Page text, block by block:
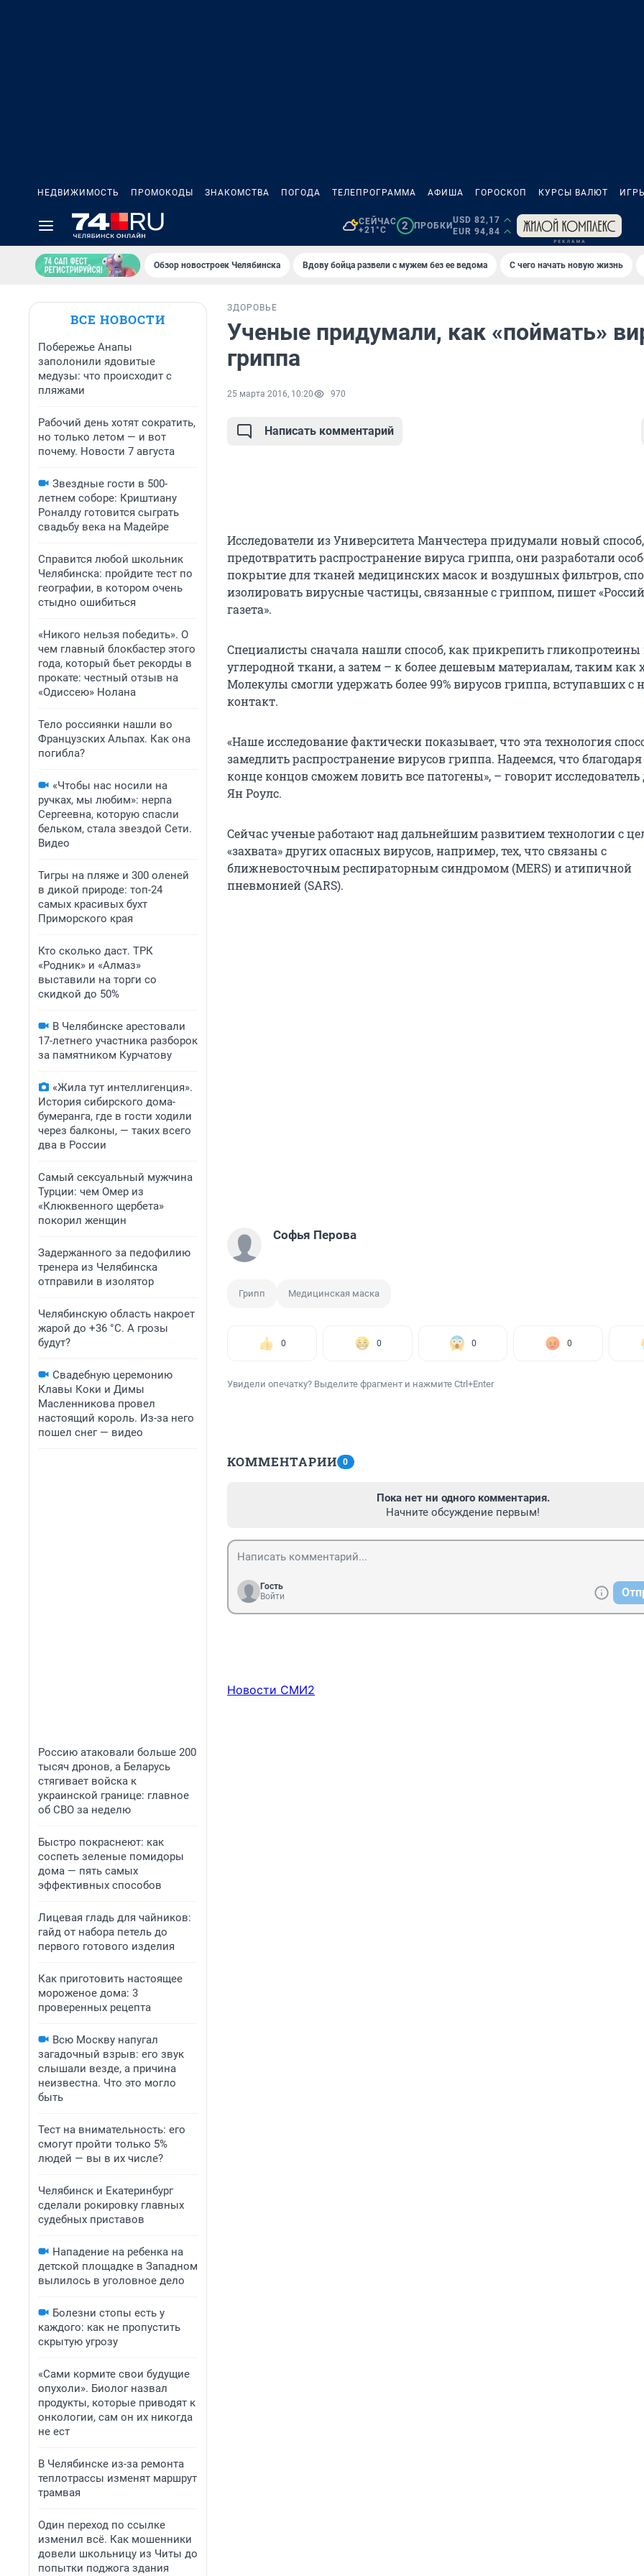
НЕДВИЖИМОСТЬ ПРОМОКОДЫ ЗНАКОМСТВА ПОГОДА ТЕЛЕПРОГРАММА АФИША ГОРОСКОП КУРСЫ ВАЛЮТ ИГРЫ
СЕЙЧАС
+21°C
2 ПРОБКИ
USD 82,17
EUR 94,84
Обзор новостроек Челябинска Вдову бойца развели с мужем без ее ведома С чего начать новую жизнь
ВСЕ НОВОСТИ
Побережье Анапы
заполонили ядовитые
медузы: что происходит с
пляжами
Рабочий день хотят сократить,
но только летом — и вот
почему. Новости 7 августа
Звездные гости в 500-
летнем соборе: Криштиану
Роналду готовится сыграть
свадьбу века на Мадейре
Справится любой школьник
Челябинска: пройдите тест по
географии, в котором очень
стыдно ошибиться
«Никого нельзя победить». О
чем главный блокбастер этого
года, который бьет рекорды в
прокате: честный отзыв на
«Одиссею» Нолана
Тело россиянки нашли во
Французских Альпах. Как она
погибла?
«Чтобы нас носили на
ручках, мы любим»: нерпа
Сергеевна, которую спасли
бельком, стала звездой Сети.
Видео
Тигры на пляже и 300 оленей
в дикой природе: топ-24
самых красивых бухт
Приморского края
Кто сколько даст. ТРК
«Родник» и «Алмаз»
выставили на торги со
скидкой до 50%
В Челябинске арестовали
17-летнего участника разборок
за памятником Курчатову
«Жила тут интеллигенция».
История сибирского дома-
бумеранга, где в гости ходили
через балконы, — таких всего
два в России
Самый сексуальный мужчина
Турции: чем Омер из
«Клюквенного щербета»
покорил женщин
Задержанного за педофилию
тренера из Челябинска
отправили в изолятор
Челябинскую область накроет
жарой до +36 °C. А грозы
будут?
Свадебную церемонию
Клавы Коки и Димы
Масленникова провел
настоящий король. Из-за него
пошел снег — видео
Россию атаковали больше 200
тысяч дронов, а Беларусь
стягивает войска к
украинской границе: главное
об СВО за неделю
Быстро покраснеют: как
соспеть зеленые помидоры
дома — пять самых
эффективных способов
Лицевая гладь для чайников:
гайд от набора петель до
первого готового изделия
Как приготовить настоящее
мороженое дома: 3
проверенных рецепта
Всю Москву напугал
загадочный взрыв: его звук
слышали везде, а причина
неизвестна. Что это могло
быть
Тест на внимательность: его
смогут пройти только 5%
людей — вы в их числе?
Челябинск и Екатеринбург
сделали рокировку главных
судебных приставов
Нападение на ребенка на
детской площадке в Западном
вылилось в уголовное дело
Болезни стопы есть у
каждого: как не пропустить
скрытую угрозу
«Сами кормите свои будущие
опухоли». Биолог назвал
продукты, которые приводят к
онкологии, сам он их никогда
не ест
В Челябинске из-за ремонта
теплотрассы изменят маршрут
трамвая
Один переход по ссылке
изменил всё. Как мошенники
довели школьницу из Читы до
попытки поджога здания
ЗДОРОВЬЕ
Ученые придумали, как «поймать»
гриппа
25 марта 2016, 10:20 970
Написать комментарий
Исследователи из Университета Манчестера придумали новый
предотвратить распространение вируса гриппа, они разработали
покрытие для тканей медицинских масок и воздушных фильтров,
изолировать вирусные частицы, связанные с гриппом, пишет
газета».
Специалисты сначала нашли способ, как прикрепить гликопротеины
углеродной ткани, а затем – к более дешевым материалам, таким как
Молекулы смогли удержать более 99% вирусов гриппа, вступавших с
контакт.
«Наше исследование фактически показывает, что эта технология
замедлить распространение вирусов гриппа. Надеемся, что
конце концов сможем ловить все патогены», – говорит исследователь
Ян Роулс.
Сейчас ученые работают над дальнейшим развитием технологии с
«захвата» других опасных вирусов, например, тех, что связаны с
ближневосточным респираторным синдромом (MERS) и атипичной
пневмонией (SARS).
Софья Перова
Грипп Медицинская маска
0 0 0 0
Увидели опечатку? Выделите фрагмент и нажмите Ctrl+Enter
КОММЕНТАРИИ 0
Пока нет ни одного комментария.
Начните обсуждение первым!
Гость
Войти
Новости СМИ2